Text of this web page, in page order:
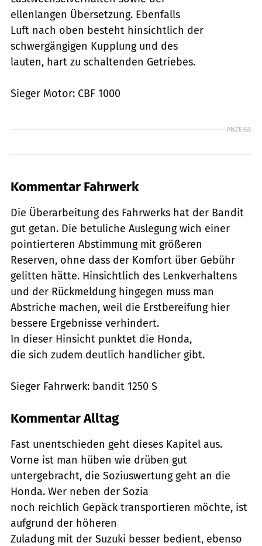
ellenlangen Übersetzung. Ebenfalls
Luft nach oben besteht hinsichtlich der
schwergängigen Kupplung und des
lauten, hart zu schaltenden Getriebes.
Sieger Motor: CBF 1000
ANZEIGE
Kommentar Fahrwerk
Die Überarbeitung des Fahrwerks hat der Bandit
gut getan. Die betuliche Auslegung wich einer
pointierteren Abstimmung mit größeren
Reserven, ohne dass der Komfort über Gebühr
gelitten hätte. Hinsichtlich des Lenkverhaltens
und der Rückmeldung hingegen muss man
Abstriche machen, weil die Erstbereifung hier
bessere Ergebnisse verhindert.
In dieser Hinsicht punktet die Honda,
die sich zudem deutlich handlicher gibt.
Sieger Fahrwerk: bandit 1250 S
Kommentar Alltag
Fast unentschieden geht dieses Kapitel aus.
Vorne ist man hüben wie drüben gut
untergebracht, die Soziuswertung geht an die
Honda. Wer neben der Sozia
noch reichlich Gepäck transportieren möchte, ist
aufgrund der höheren
Zuladung mit der Suzuki besser bedient, ebenso